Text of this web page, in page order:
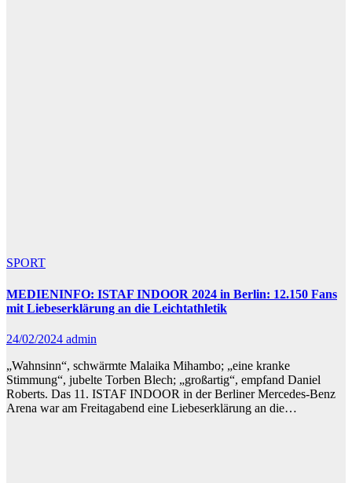
SPORT
MEDIENINFO: ISTAF INDOOR 2024 in Berlin: 12.150 Fans
mit Liebeserklärung an die Leichtathletik
24/02/2024 admin
„Wahnsinn“, schwärmte Malaika Mihambo; „eine kranke
Stimmung“, jubelte Torben Blech; „großartig“, empfand Daniel
Roberts. Das 11. ISTAF INDOOR in der Berliner Mercedes-Benz
Arena war am Freitagabend eine Liebeserklärung an die…